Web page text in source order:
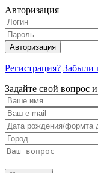
Авторизация
Авторизация
Регистрация? Забыли
Задайте свой вопрос